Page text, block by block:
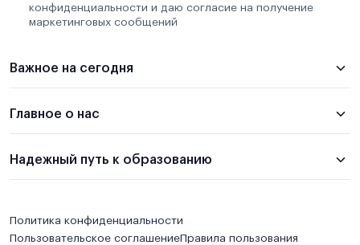
конфиденциальности и даю согласие на получение
маркетинговых сообщений
Важное на сегодня
Главное о нас
Надежный путь к образованию
Политика конфиденциальности
Пользовательское соглашениеПравила пользования